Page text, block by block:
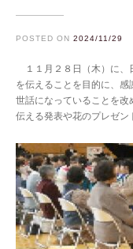
POSTED ON 2024/11/29
１１月２８日（木）に、
を伝えることを目的に、
世話になっていることを
伝える発表や花のプレゼ